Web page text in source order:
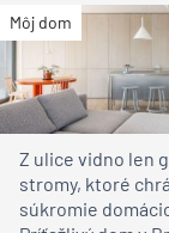
Môj dom
Z ulice vidno len
stromy, ktoré
súkromie